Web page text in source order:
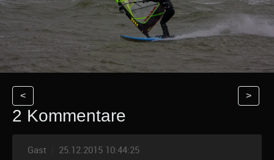
< >
2 Kommentare
Gast 25.12.2015 10:44:25